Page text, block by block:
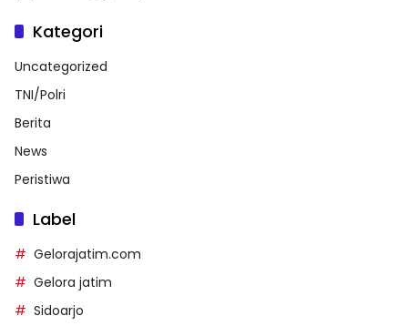
Kategori
Uncategorized
TNI/Polri
Berita
News
Peristiwa
Label
Gelorajatim.com
Gelora jatim
Sidoarjo